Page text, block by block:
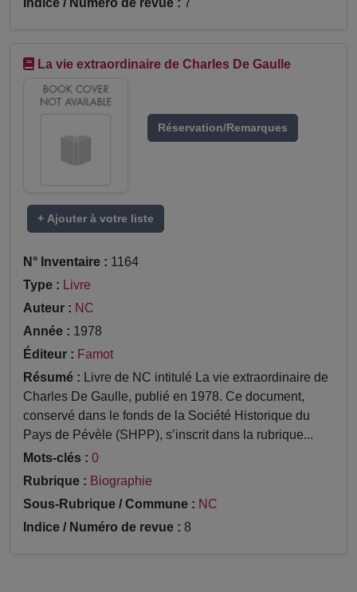
Indice / Numéro de revue : 7
La vie extraordinaire de Charles De Gaulle
Réservation/Remarques
+ Ajouter à votre liste
N° Inventaire : 1164
Type : Livre
Auteur : NC
Année : 1978
Éditeur : Famot
Résumé : Livre de NC intitulé La vie extraordinaire de
Charles De Gaulle, publié en 1978. Ce document,
conservé dans le fonds de la Société Historique du
Pays de Pévèle (SHPP), s’inscrit dans la rubrique...
Mots-clés : 0
Rubrique : Biographie
Sous-Rubrique / Commune : NC
Indice / Numéro de revue : 8